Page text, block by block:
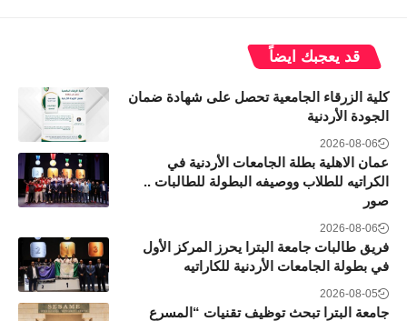
قد يعجبك ايضاً
كلية الزرقاء الجامعية تحصل على شهادة ضمان
الجودة الأردنية
2026-08-06
عمان الاهلية بطلة الجامعات الأردنية في
الكراتيه للطلاب ووصيفه البطولة للطالبات ..
صور
2026-08-06
فريق طالبات جامعة البترا يحرز المركز الأول
في بطولة الجامعات الأردنية للكاراتيه
2026-08-05
جامعة البترا تبحث توظيف تقنيات “المسرع